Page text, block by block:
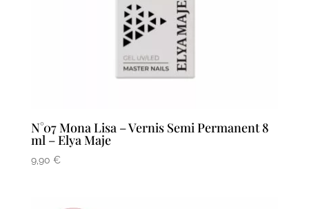
N°07 Mona Lisa – Vernis Semi Permanent 8
ml – Elya Maje
9,90 €